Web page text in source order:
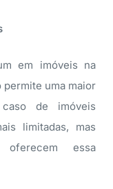
em imóveis na
uma maior
de imóveis
limitadas, mas
oferecem essa